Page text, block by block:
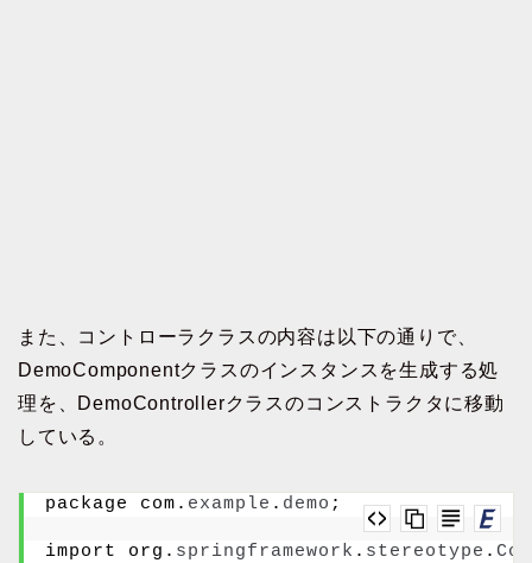
また、コントローラクラスの内容は以下の通りで、
DemoComponentクラスのインスタンスを生成する処
理を、DemoControllerクラスのコンストラクタに移動
している。
package com. example . demo ;
import org. springframework . stereotype .